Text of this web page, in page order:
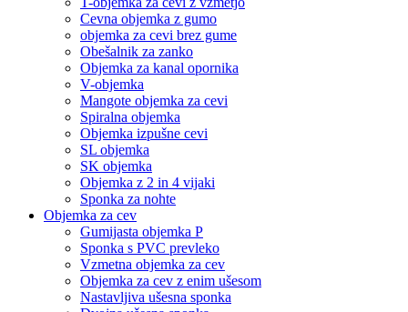
Cevna objemka z gumo
objemka za cevi brez gume
Obešalnik za zanko
Objemka za kanal opornika
V-objemka
Mangote objemka za cevi
Spiralna objemka
Objemka izpušne cevi
SL objemka
SK objemka
Objemka z 2 in 4 vijaki
Sponka za nohte
Objemka za cev
Gumijasta objemka P
Sponka s PVC prevleko
Vzmetna objemka za cev
Objemka za cev z enim ušesom
Nastavljiva ušesna sponka